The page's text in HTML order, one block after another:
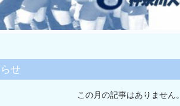
せ
この月の記事はありません。